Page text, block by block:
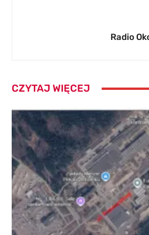
Radio
CZYTAJ WIĘCEJ